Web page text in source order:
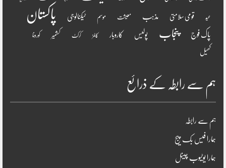
عید قومی سلامتی مذہب معیشت موسم ٹیکنالوجی پاکستان
پاک فوج پنجاب پولیس کاروبار کالمز کرکٹ کشمیر کورونا
کھیل
ہم سے رابطہ کے ذرائع
ہم سے رابطہ
ہمارا فیس بک پیج
ہمارا یوٹیوب چینل